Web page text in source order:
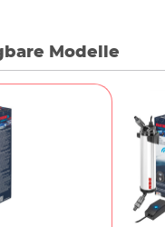
Modelle